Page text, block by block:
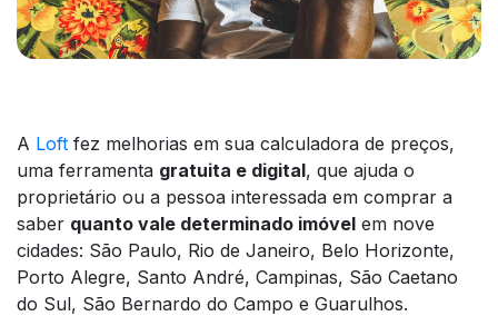
A Loft fez melhorias em sua calculadora de preços,
uma ferramenta gratuita e digital, que ajuda o
proprietário ou a pessoa interessada em comprar a
saber quanto vale determinado imóvel em nove
cidades: São Paulo, Rio de Janeiro, Belo Horizonte,
Porto Alegre, Santo André, Campinas, São Caetano
do Sul, São Bernardo do Campo e Guarulhos.